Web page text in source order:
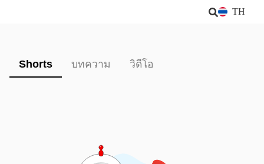
TH
Shorts บทความ วิดีโอ